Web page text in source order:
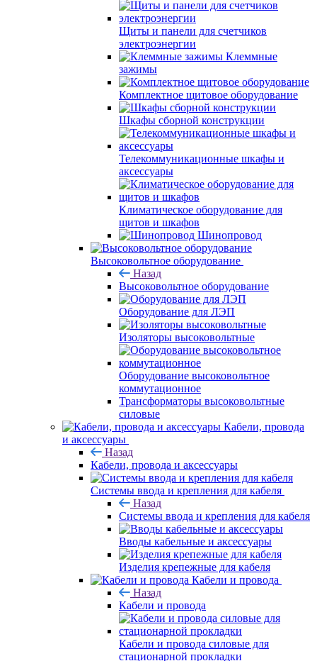
Щиты и панели для счетчиков
электроэнергии
Клеммные
зажимы
Комплектное щитовое оборудование
Шкафы сборной конструкции
Телекоммуникационные шкафы и
аксессуары
Климатическое оборудование для
щитов и шкафов
Шинопровод
Высоковольтное оборудование
Назад
Высоковольтное оборудование
Оборудование для ЛЭП
Изоляторы высоковольтные
Оборудование высоковольтное
коммутационное
Трансформаторы высоковольтные
силовые
Кабели, провода
и аксессуары
Назад
Кабели, провода и аксессуары
Системы ввода и крепления для кабеля
Назад
Системы ввода и крепления для кабеля
Вводы кабельные и аксессуары
Изделия крепежные для кабеля
Кабели и провода
Назад
Кабели и провода
Кабели и провода силовые для
стационарной прокладки